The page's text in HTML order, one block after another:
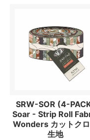
SRW-SOR (4-
Soar - Strip Roll
Wonders カットク
生地